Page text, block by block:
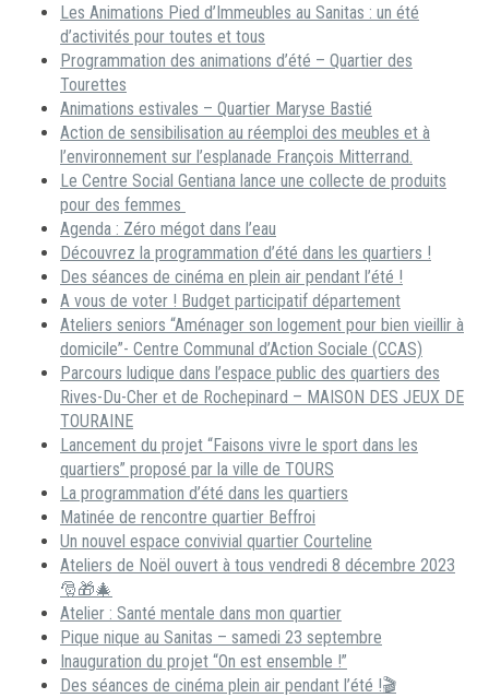
Les Animations Pied d’Immeubles au Sanitas : un été
d’activités pour toutes et tous
Programmation des animations d’été – Quartier des
Tourettes
Animations estivales – Quartier Maryse Bastié
Action de sensibilisation au réemploi des meubles et à
l’environnement sur l’esplanade François Mitterrand.
Le Centre Social Gentiana lance une collecte de produits
pour des femmes
Agenda : Zéro mégot dans l’eau
Découvrez la programmation d’été dans les quartiers !
Des séances de cinéma en plein air pendant l’été !
A vous de voter ! Budget participatif département
Ateliers seniors “Aménager son logement pour bien vieillir à
domicile”- Centre Communal d’Action Sociale (CCAS)
Parcours ludique dans l’espace public des quartiers des
Rives-Du-Cher et de Rochepinard – MAISON DES JEUX DE
TOURAINE
Lancement du projet “Faisons vivre le sport dans les
quartiers” proposé par la ville de TOURS
La programmation d’été dans les quartiers
Matinée de rencontre quartier Beffroi
Un nouvel espace convivial quartier Courteline
Ateliers de Noël ouvert à tous vendredi 8 décembre 2023
🎅🎁🎄
Atelier : Santé mentale dans mon quartier
Pique nique au Sanitas – samedi 23 septembre
Inauguration du projet “On est ensemble !”
Des séances de cinéma plein air pendant l’été !🎬